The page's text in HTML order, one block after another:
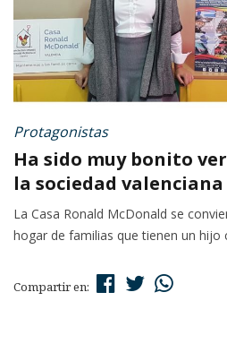
Protagonistas
Ha sido muy bonito
la sociedad valenciana
La Casa Ronald McDonald se
hogar de familias que tienen un hijo
Compartir en: